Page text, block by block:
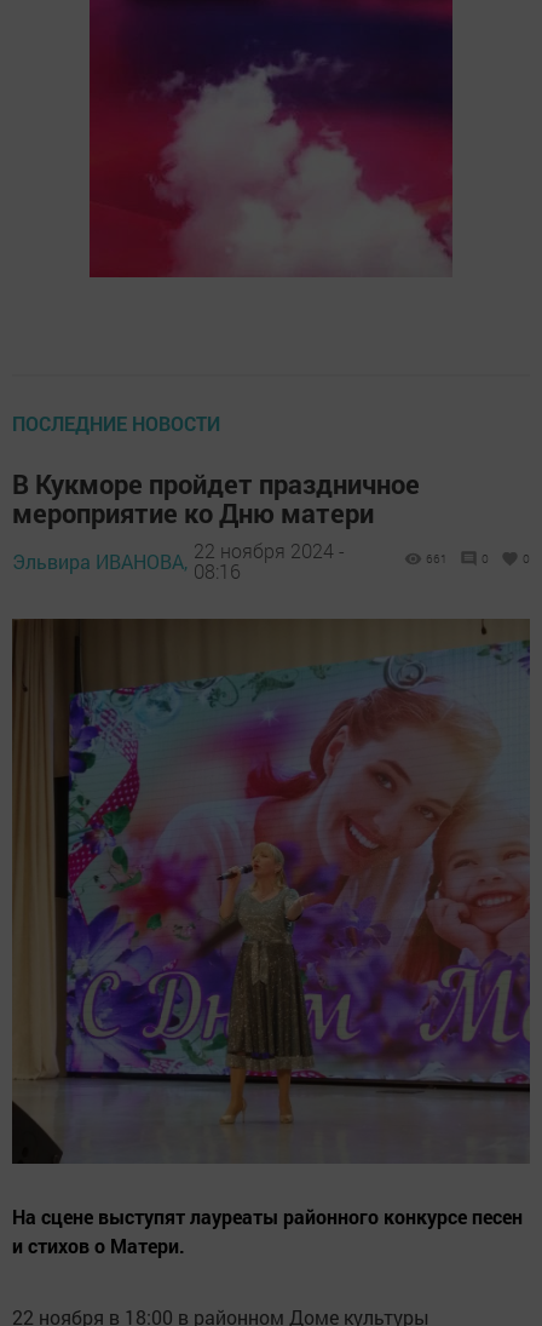
ПОСЛЕДНИЕ НОВОСТИ
В Кукморе пройдет праздничное
мероприятие ко Дню матери
Эльвира ИВАНОВА, 22 ноября 2024 -
08:16
661 0 0
На сцене выступят лауреаты районного конкурсе песен
и стихов о Матери.
22 ноября в 18:00 в районном Доме культуры